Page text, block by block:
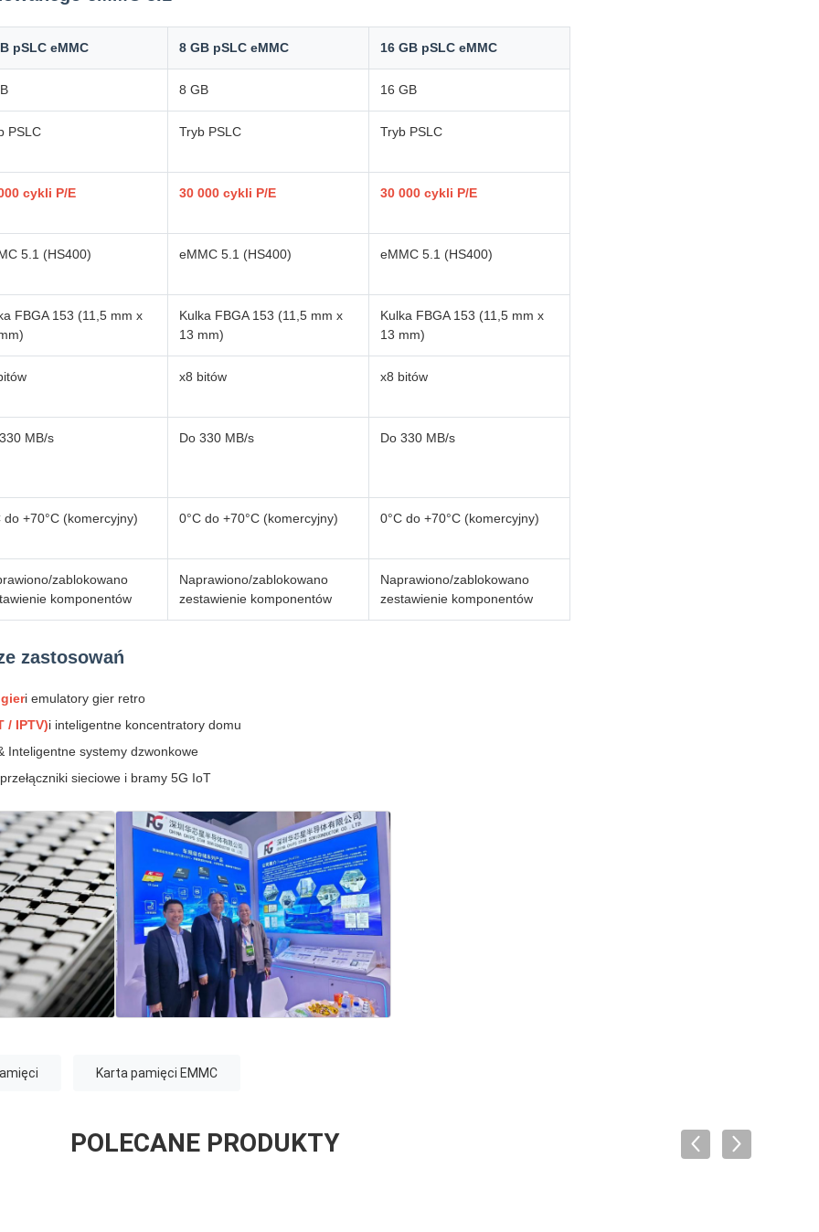
pSLC eMMC 8 GB pSLC eMMC 16 GB pSLC eMMC
8 GB 16 GB
PSLC Tryb PSLC Tryb PSLC
cykli P/E 30 000 cykli P/E 30 000 cykli P/E
5.1 (HS400) eMMC 5.1 (HS400) eMMC 5.1 (HS400)
FBGA 153 (11,5 mm x
Kulka FBGA 153 (11,5 mm x
13 mm)
Kulka FBGA 153 (11,5 mm x
13 mm)
x8 bitów x8 bitów
MB/s Do 330 MB/s Do 330 MB/s
do +70°C (komercyjny) 0°C do +70°C (komercyjny) 0°C do +70°C (komercyjny)
zablokowano
komponentów
Naprawiono/zablokowano
zestawienie komponentów
Naprawiono/zablokowano
zestawienie komponentów
zastosowań
i emulatory gier retro
/ IPTV)i inteligentne koncentratory domu
Inteligentne systemy dzwonkowe
sieciowe i bramy 5G IoT
Karta pamięci EMMC
POLECANE PRODUKTY